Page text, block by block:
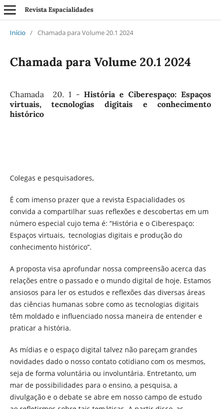
Revista Espacialidades
Início / Chamada para Volume 20.1 2024
Chamada para Volume 20.1 2024
Chamada 20. 1 -História e Ciberespaço: Espaços
virtuais, tecnologias digitais e conhecimento
histórico
Colegas e pesquisadores,
É com imenso prazer que a revista Espacialidades os
convida a compartilhar suas reflexões e descobertas em um
número especial cujo tema é: “História e o Ciberespaço:
Espaços virtuais, tecnologias digitais e produção do
conhecimento histórico”.
A proposta visa aprofundar nossa compreensão acerca das
relações entre o passado e o mundo digital de hoje. Estamos
ansiosos para ler os estudos e reflexões das diversas áreas
das ciências humanas sobre como as tecnologias digitais
têm moldado e influenciado nossa maneira de entender e
praticar a história.
As mídias e o espaço digital talvez não pareçam grandes
novidades dado o nosso contato cotidiano com os mesmos,
seja de forma voluntária ou involuntária. Entretanto, um
mar de possibilidades para o ensino, a pesquisa, a
divulgação e o debate se abre em nosso campo de estudo